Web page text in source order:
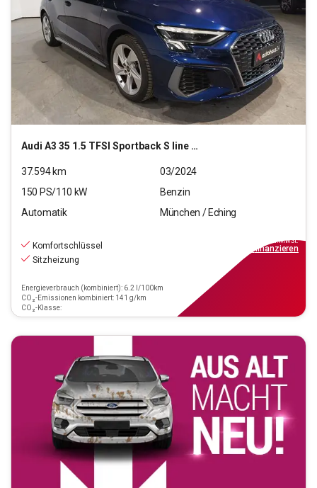
Audi A3 35 1.5 TFSI Sportback S line MHEV
37.594km
03/2024
150 PS/110 kW
Benzin
Automatik
München / Eching
Komfortschlüssel
Sitzheizung
Energieverbrauch (kombiniert): 6.2 l/100km
CO₂-Emissionen kombiniert: 141 g/km
CO₂-Klasse:
inkl.MwSt.
finanzieren